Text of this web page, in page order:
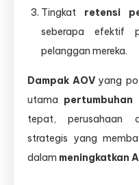
Tingkat retensi
seberapa efektif
pelanggan mereka.
Dampak AOV yang
utama pertumbuhan
tepat, perusahaan
strategis yang
dalam meningkatkan